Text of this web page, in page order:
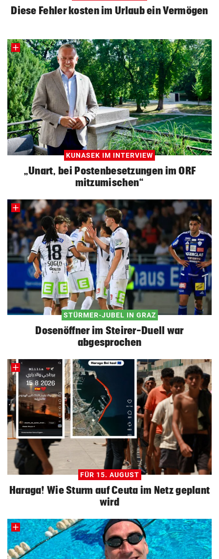
Diese Fehler kosten im Urlaub ein Vermögen
KUNASEK IM INTERVIEW
„Unart, bei Postenbesetzungen im ORF
mitzumischen“
STÜRMER-JUBEL IN GRAZ
Dosenöffner im Steirer-Duell war
abgesprochen
FÜR 15. AUGUST
Haraga! Wie Sturm auf Ceuta im Netz geplant
wird